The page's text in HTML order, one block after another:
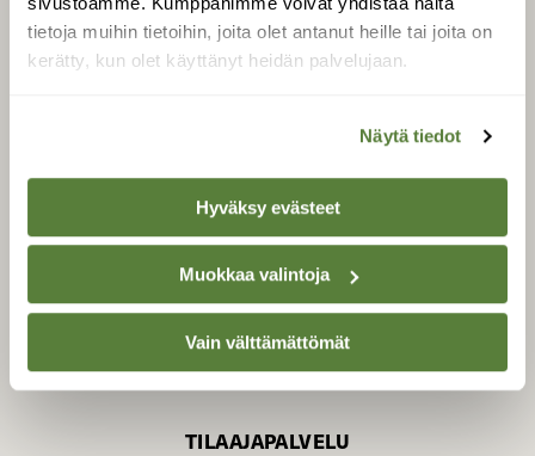
tietoja muihin tietoihin, joita olet antanut heille tai joita on
kerätty, kun olet käyttänyt heidän palvelujaan.
Näytä tiedot
Hyväksy evästeet
Muokkaa valintoja
Vain välttämättömät
SUOMEN LUONNON­
SUOJELU­LIITTO
Suomen Luonto -lehden
luonnonsuojelu­liitto.
TILAAJAPALVELU